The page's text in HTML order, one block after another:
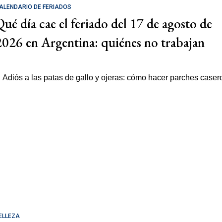
DE FERIADOS
día cae el feriado del 17 de agosto de
en Argentina: quiénes no trabajan